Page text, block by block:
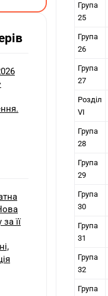
Група
25
Група
26
Група
27
Розділ
VI
Група
28
Група
29
Група
30
Група
31
Група
32
Група
її